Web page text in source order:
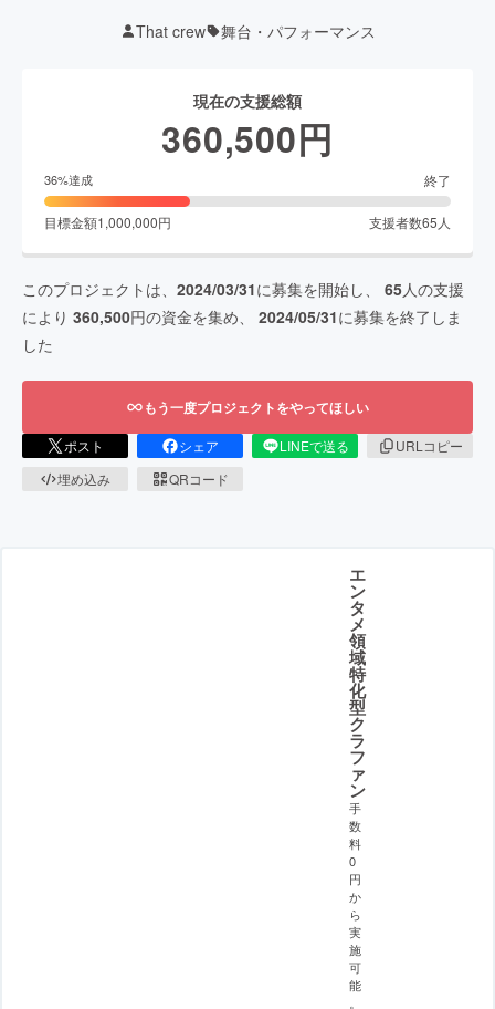
That crew 舞台・パフォーマンス
現在の支援総額
360,500円
36%達成 終了
目標金額1,000,000円 支援者数65 人
このプロジェクトは、 2024/03/31に募集を開始し、 65人の支援
により 360,500円の資金を集め、 2024/05/31に募集を終了しま
した
もう一度プロジェクトをやってほしい
ポスト シェア LINEで送る
URLコピー
埋め込み
QRコード
エ
ン
タ
メ
領
域
特
化
型
ク
ラ
フ
ァ
ン
手
数
料
0
円
か
ら
実
施
可
能